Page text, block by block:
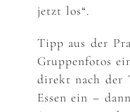
jetzt los“.
Tipp aus der
Gruppenfotos
direkt nach der
Essen ein –